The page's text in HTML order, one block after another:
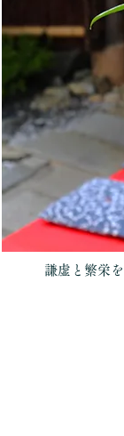
謙虚と繁栄